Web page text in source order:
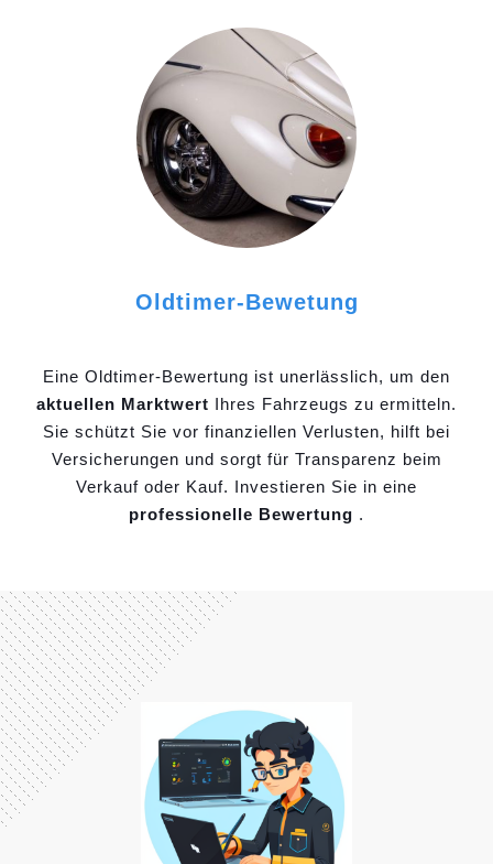
Oldtimer-Bewetung
Eine Oldtimer-Bewertung ist unerlässlich, um den
aktuellen Marktwert Ihres Fahrzeugs zu ermitteln.
Sie schützt Sie vor finanziellen Verlusten, hilft bei
Versicherungen und sorgt für Transparenz beim
Verkauf oder Kauf. Investieren Sie in eine
professionelle Bewertung .